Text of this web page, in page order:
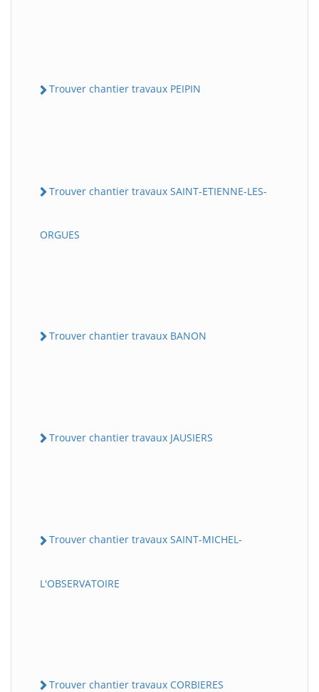
Trouver chantier travaux PEIPIN
Trouver chantier travaux SAINT-ETIENNE-LES-
ORGUES
Trouver chantier travaux BANON
Trouver chantier travaux JAUSIERS
Trouver chantier travaux SAINT-MICHEL-
L'OBSERVATOIRE
Trouver chantier travaux CORBIERES